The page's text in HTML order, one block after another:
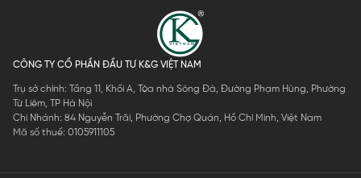
CÔNG TY CỔ PHẦN ĐẦU TƯ K&G VIỆT NAM
Trụ sở chính: Tầng 11, Khối A, Tòa nhà Sông Đà, Đường Phạm Hùng, Phường
Từ Liêm, TP Hà Nội
Chi Nhánh: 84 Nguyễn Trãi, Phường Chợ Quán, Hồ Chí Minh, Việt Nam
Mã số thuế: 0105911105